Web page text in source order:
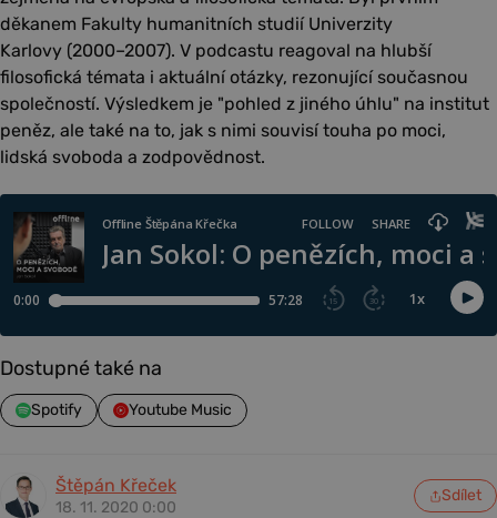
děkanem Fakulty humanitních studií Univerzity
Karlovy (2000–2007). V podcastu reagoval na hlubší
filosofická témata i aktuální otázky, rezonující současnou
společností. Výsledkem je "pohled z jiného úhlu" na institut
peněz, ale také na to, jak s nimi souvisí touha po moci,
lidská svoboda a zodpovědnost.
Dostupné také na
Spotify Youtube Music
Štěpán Křeček
18. 11. 2020 0:00
Sdílet